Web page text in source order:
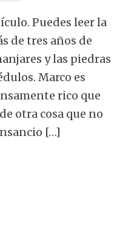
Puedes leer la
de tres años de
y las piedras
Marco es
rico que
otra cosa que no
[…]